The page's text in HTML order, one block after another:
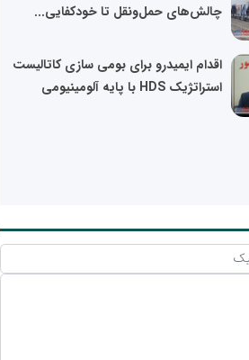
چالش‌های حمل‌ونقل تا خودکفایی...
اقدام ایمیدرو برای بومی سازی کاتالیست
استراتژیک HDS با پایه آلومینیومی